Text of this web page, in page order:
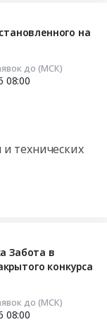
на
до (МСК)
08:00
технических
Забота в
конкурса
до (МСК)
08:00